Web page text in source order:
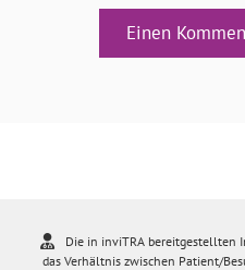
Einen
Die in inviTRA bereitgestellten
das Verhältnis zwischen Patient/